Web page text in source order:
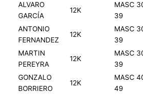
ALVARO
GARCÍA
12K
MASC
39
ANTONIO
FERNANDEZ
12K
MASC
39
MARTIN
PEREYRA
12K
MASC
39
GONZALO
BORRIERO
12K
MASC
49